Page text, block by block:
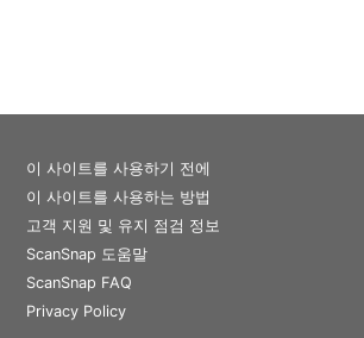
이 사이트를 사용하기 전에
이 사이트를 사용하는 방법
고객 지원 및 유지 점검 정보
ScanSnap 도움말
ScanSnap FAQ
Privacy Policy